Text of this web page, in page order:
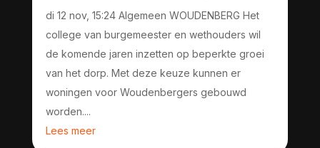
di 12 nov, 15:24 Algemeen WOUDENBERG Het
college van burgemeester en wethouders wil
de komende jaren inzetten op beperkte groei
van het dorp. Met deze keuze kunnen er
woningen voor Woudenbergers gebouwd
worden....
Lees meer